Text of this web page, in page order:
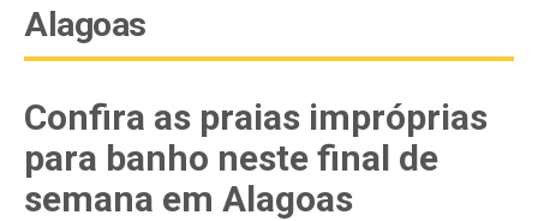
Alagoas
Confira as praias impróprias
para banho neste final de
semana em Alagoas